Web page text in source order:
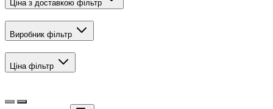
Ціна з доставкою фільтр
Виробник фільтр
Ціна фільтр